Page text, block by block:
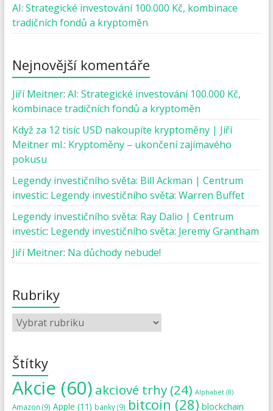
AI: Strategické investování 100.000 Kč, kombinace
tradičních fondů a kryptoměn
Nejnovější komentáře
Jiří Meitner: AI: Strategické investování 100.000 Kč,
kombinace tradičních fondů a kryptoměn
Když za 12 tisíc USD nakoupíte kryptoměny | Jiří
Meitner ml.: Kryptoměny – ukončení zajímavého
pokusu
Legendy investičního světa: Bill Ackman | Centrum
investic: Legendy investičního světa: Warren Buffet
Legendy investičního světa: Ray Dalio | Centrum
investic: Legendy investičního světa: Jeremy Grantham
Jiří Meitner: Na důchody nebude!
Rubriky
Štítky
Akcie (60) akciové trhy(24) Alphabet(8)
Amazon (9) Apple (11) banky(9) bitcoin (28) blockchain